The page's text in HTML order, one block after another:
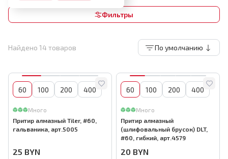
Фильтры
Найдено 14 товаров По умолчанию
60 100 200 400
Много
Притир алмазный Tiler, #60,
гальваника, арт.5005
25 BYN
60 100 200 400
Много
Притир алмазный
(шлифовальный брусок) DLT,
#60, гибкий, арт.4579
20 BYN